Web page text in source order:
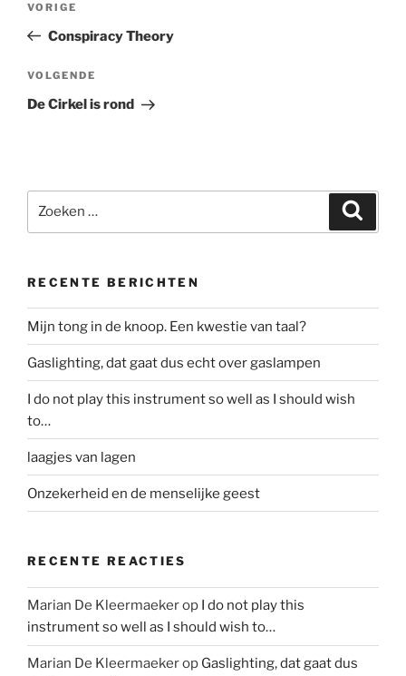
Vorig
bericht
VORIGE
Conspiracy Theory
Volgend
bericht
VOLGENDE
De Cirkel is rond
naar:
RECENTE BERICHTEN
Mijn tong in de knoop. Een kwestie van taal?
Gaslighting, dat gaat dus echt over gaslampen
I do not play this instrument so well as I should wish
to…
laagjes van lagen
Onzekerheid en de menselijke geest
RECENTE REACTIES
Marian De Kleermaekerop I do not play this
instrument so well as I should wish to…
Marian De Kleermaekerop Gaslighting, dat gaat dus